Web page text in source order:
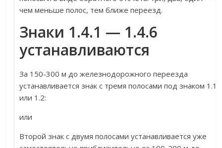
чем меньше полос, тем ближе переезд.
Знаки 1.4.1 — 1.4.6
устанавливаются
За 150-300 м до железнодорожного переезда
устанавливается знак с тремя полосами под знаком 1.1
или 1.2:
или
Второй знак с двумя полосами устанавливается уже